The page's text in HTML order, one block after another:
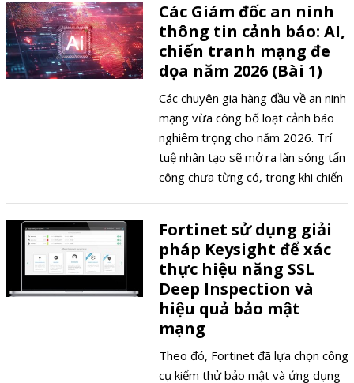
hàng đầu, trong khi hàng loạt quy
định mới sẽ phạt nặng doanh
nghiệp chậm tuân thủ lên tới 10%
doanh thu toàn cầu.
Các Giám đốc an ninh
thông tin cảnh báo: AI,
chiến tranh mạng đe
dọa năm 2026 (Bài 1)
Các chuyên gia hàng đầu về an ninh
mạng vừa công bố loạt cảnh báo
nghiêm trọng cho năm 2026. Trí
tuệ nhân tạo sẽ mở ra làn sóng tấn
công chưa từng có, trong khi chiến
đến từ Fortinet và cộng đồng CISO
Collective, tổ chức các Giám đốc An
ninh Thông tin lớn nhất thế giới.
Fortinet sử dụng giải
pháp Keysight để xác
thực hiệu năng SSL
Deep Inspection và
hiệu quả bảo mật
mạng
Theo đó, Fortinet đã lựa chọn công
cụ kiểm thử bảo mật và ứng dụng